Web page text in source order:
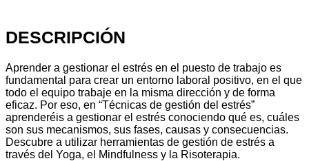
DESCRIPCIÓN
Aprender a gestionar el estrés en el puesto de trabajo es
fundamental para crear un entorno laboral positivo, en el que
todo el equipo trabaje en la misma dirección y de forma
eficaz. Por eso, en “Técnicas de gestión del estrés”
aprenderéis a gestionar el estrés conociendo qué es, cuáles
son sus mecanismos, sus fases, causas y consecuencias.
Descubre a utilizar herramientas de gestión de estrés a
través del Yoga, el Mindfulness y la Risoterapia.